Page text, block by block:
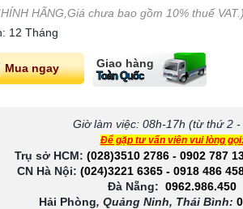
HÃNG,Giá chưa bao gồm 10% thuế VAT.)
12 Tháng
Mua ngay Giao hàng
Toàn Quốc
Giờ làm việc: 08h-17h (từ thứ 2
Để gặp tư vấn viên vui lòng
Trụ sở HCM: (028)3510 2786 - 0902 787
CN Hà Nội: (024)3221 6365 - 0918 486
Đà Nẵng: 0962.986.450
Hải Phòng, Quảng Ninh, Thái Bình: